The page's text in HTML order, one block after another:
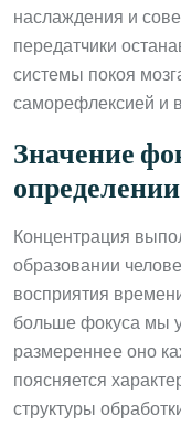
наслаждения и
передатчики
системы покоя
саморефлексией и
Значение
Концентрация
образовании
восприятия
больше фокуса мы
размереннее оно
поясняется
структуры